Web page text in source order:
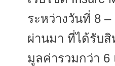
ระหว่างวันที่ 8
ผ่านมา ที่ได้รับ
มูลค่ารวมกว่า